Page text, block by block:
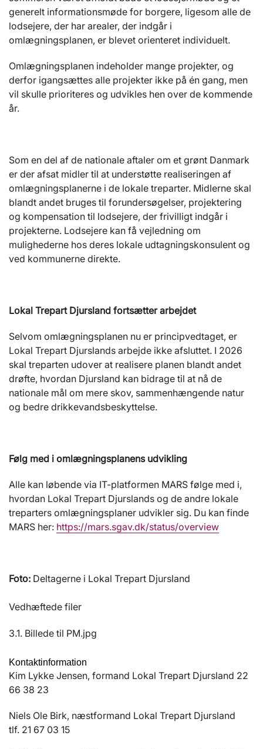
generelt informationsmøde for borgere, ligesom alle de
lodsejere, der har arealer, der indgår i
omlægningsplanen, er blevet orienteret individuelt.
Omlægningsplanen indeholder mange projekter, og
derfor igangsættes alle projekter ikke på én gang, men
vil skulle prioriteres og udvikles hen over de kommende
år.
Som en del af de nationale aftaler om et grønt Danmark
er der afsat midler til at understøtte realiseringen af
omlægningsplanerne i de lokale treparter. Midlerne skal
blandt andet bruges til forundersøgelser, projektering
og kompensation til lodsejere, der frivilligt indgår i
projekterne. Lodsejere kan få vejledning om
mulighederne hos deres lokale udtagningskonsulent og
ved kommunerne direkte.
Lokal Trepart Djursland fortsætter arbejdet
Selvom omlægningsplanen nu er principvedtaget, er
Lokal Trepart Djurslands arbejde ikke afsluttet. I 2026
skal treparten udover at realisere planen blandt andet
drøfte, hvordan Djursland kan bidrage til at nå de
nationale mål om mere skov, sammenhængende natur
og bedre drikkevandsbeskyttelse.
Følg med i omlægningsplanens udvikling
Alle kan løbende via IT-platformen MARS følge med i,
hvordan Lokal Trepart Djurslands og de andre lokale
treparters omlægningsplaner udvikler sig. Du kan finde
MARS her: https://mars.sgav.dk/status/overview
Foto: Deltagerne i Lokal Trepart Djursland
Vedhæftede filer
3.1. Billede til PM.jpg
Kontaktinformation
Kim Lykke Jensen, formand Lokal Trepart Djursland 22
66 38 23
Niels Ole Birk, næstformand Lokal Trepart Djursland
tlf. 21 67 03 15